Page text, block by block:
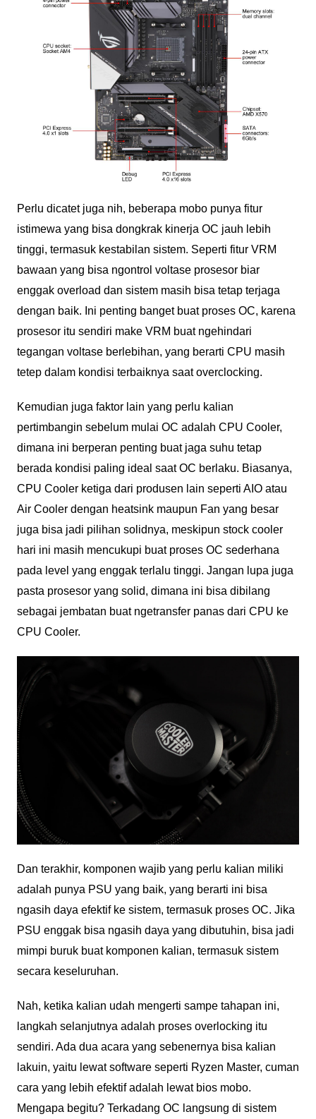
Perlu dicatet juga nih, beberapa mobo punya fitur
istimewa yang bisa dongkrak kinerja OC jauh lebih
tinggi, termasuk kestabilan sistem. Seperti fitur VRM
bawaan yang bisa ngontrol voltase prosesor biar
enggak overload dan sistem masih bisa tetap terjaga
dengan baik. Ini penting banget buat proses OC, karena
prosesor itu sendiri make VRM buat ngehindari
tegangan voltase berlebihan, yang berarti CPU masih
tetep dalam kondisi terbaiknya saat overclocking.
Kemudian juga faktor lain yang perlu kalian
pertimbangin sebelum mulai OC adalah CPU Cooler,
dimana ini berperan penting buat jaga suhu tetap
berada kondisi paling ideal saat OC berlaku. Biasanya,
CPU Cooler ketiga dari produsen lain seperti AIO atau
Air Cooler dengan heatsink maupun Fan yang besar
juga bisa jadi pilihan solidnya, meskipun stock cooler
hari ini masih mencukupi buat proses OC sederhana
pada level yang enggak terlalu tinggi. Jangan lupa juga
pasta prosesor yang solid, dimana ini bisa dibilang
sebagai jembatan buat ngetransfer panas dari CPU ke
CPU Cooler.
Dan terakhir, komponen wajib yang perlu kalian miliki
adalah punya PSU yang baik, yang berarti ini bisa
ngasih daya efektif ke sistem, termasuk proses OC. Jika
PSU enggak bisa ngasih daya yang dibutuhin, bisa jadi
mimpi buruk buat komponen kalian, termasuk sistem
secara keseluruhan.
Nah, ketika kalian udah mengerti sampe tahapan ini,
langkah selanjutnya adalah proses overlocking itu
sendiri. Ada dua acara yang sebenernya bisa kalian
lakuin, yaitu lewat software seperti Ryzen Master, cuman
cara yang lebih efektif adalah lewat bios mobo.
Mengapa begitu? Terkadang OC langsung di sistem